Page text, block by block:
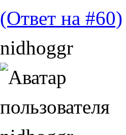
(Ответ на #60)
nidhoggr